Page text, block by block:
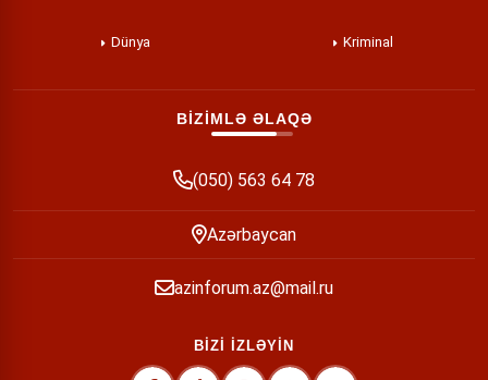
Dünya Kriminal
BİZİMLƏ ƏLAQƏ
(050) 563 64 78
Azərbaycan
azinforum.az@mail.ru
BİZİ İZLƏYİN